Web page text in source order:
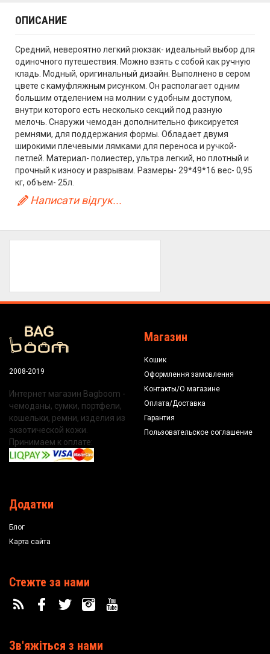
ОПИСАНИЕ
Средний, невероятно легкий рюкзак- идеальный выбор для
одиночного путешествия. Можно взять с собой как ручную
кладь. Модный, оригинальный дизайн. Выполнено в сером
цвете с камуфляжным рисунком. Он располагает одним
большим отделением на молнии с удобным доступом,
внутри которого есть несколько секций под разную
мелочь. Снаружи чемодан дополнительно фиксируется
ремнями, для поддержания формы. Обладает двумя
широкими плечевыми лямками для переноса и ручкой-
петлей. Материал- полиестер, ультра легкий, но плотный и
прочный к износу и разрывам. Размеры- 29*49*16 вес- 0,95
кг, объем- 25л.
Написати відгук...
2008-2019
Интернет магазин Bagboom -
чемоданы, сумки, портфели,
кошельки, ремни, изделия из
экзотической кожи.
Принимаем к оплате:
Магазин
Кошик
Оформлення замовлення
Контакты/О магазине
Оплата/Доставка
Гарантия
Пользовательское соглашение
Додатки
Блог
Карта сайта
Стежте за нами
Зв'яжіться з нами